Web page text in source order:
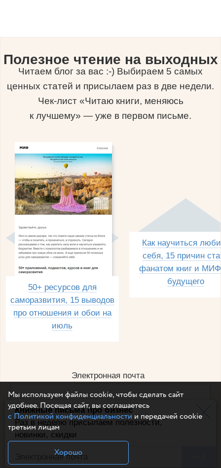
Книжные письма про бизнес
Раз в неделю присылаем полезности,
новинки, скидки
Полезное чтение на выходных
Читаем блог за вас :-) Выбираем 5 самых
ценных статей и присылаем раз в две недели.
Чек-лист «Читаю книги, меняюсь
к лучшему» — уже в первом письме.
50+ ресурсов для
саморазвития, 15 выводов
про отношения и обои на
июль
Как научиться
себя, 15 причин
фанатом книг и
будущего
Электронная почта
Например, dulsineya@gmail.com
Без спама и смс
Подписаться
Мы используем файлы cookie, чтобы сделать сайт
удобнее. Посещая сайт, вы соглашаетесь
с Политикой конфиденциальности и передачей cookie
третьим лицам
Хорошо